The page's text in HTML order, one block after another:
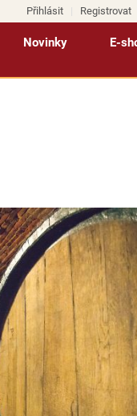
Přihlásit Registrovat
Novinky E-